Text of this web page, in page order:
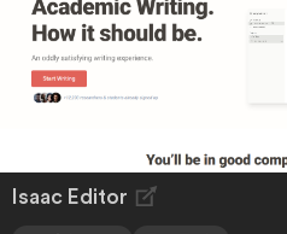
Premium-Inhalte zugreifen,
Abonnement zu haben,
mehreren Sprachen lesen
Inhalte mit Freunden und
Isaac Editor